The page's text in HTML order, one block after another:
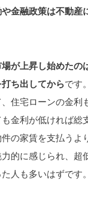
金融政策は不動産
が上昇し始めたの
ち出してからです
住宅ローンの金利
金利が低ければ総
の家賃を支払うよ
的に感じられ、超
人も多いはずです。